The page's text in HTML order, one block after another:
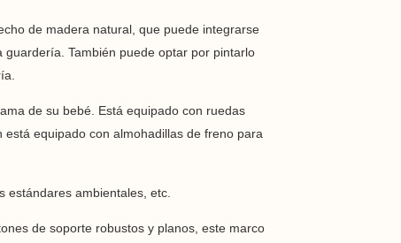
de madera natural, que puede integrarse
También puede optar por pintarlo
de su bebé. Está equipado con ruedas
equipado con almohadillas de freno para
estándares ambientales, etc.
de soporte robustos y planos, este marco